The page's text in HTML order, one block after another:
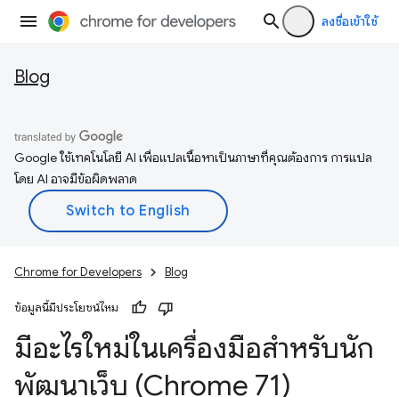
ลงชื่อเข้าใช้
Blog
Google ใช้เทคโนโลยี AI เพื่อแปลเนื้อหาเป็นภาษาที่คุณต้องการ การแปล
โดย AI อาจมีข้อผิดพลาด
Chrome for Developers Blog
ข้อมูลนี้มีประโยชน์ไหม
มีอะไรใหม่ในเครื่องมือสำหรับนัก
พัฒนาเว็บ (Chrome 71)